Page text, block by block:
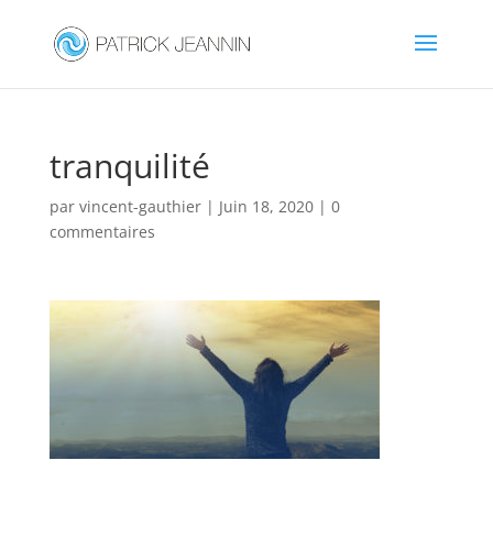
tranquilité
par vincent-gauthier| Juin 18, 2020| 0
commentaires